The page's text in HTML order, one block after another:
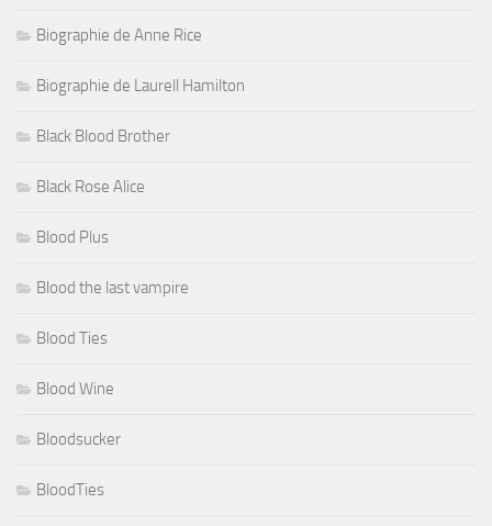
Biographie de Anne Rice
Biographie de Laurell Hamilton
Black Blood Brother
Black Rose Alice
Blood Plus
Blood the last vampire
Blood Ties
Blood Wine
Bloodsucker
BloodTies